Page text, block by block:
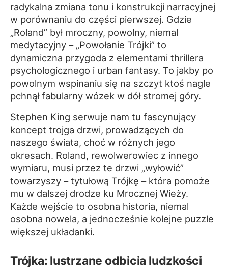
radykalna zmiana tonu i konstrukcji narracyjnej
w porównaniu do części pierwszej. Gdzie
„Roland” był mroczny, powolny, niemal
medytacyjny – „Powołanie Trójki” to
dynamiczna przygoda z elementami thrillera
psychologicznego i urban fantasy. To jakby po
powolnym wspinaniu się na szczyt ktoś nagle
pchnął fabularny wózek w dół stromej góry.
Stephen King serwuje nam tu fascynujący
koncept trojga drzwi, prowadzących do
naszego świata, choć w różnych jego
okresach. Roland, rewolwerowiec z innego
wymiaru, musi przez te drzwi „wyłowić”
towarzyszy – tytułową Trójkę – która pomoże
mu w dalszej drodze ku Mrocznej Wieży.
Każde wejście to osobna historia, niemal
osobna nowela, a jednocześnie kolejne puzzle
większej układanki.
Trójka: lustrzane odbicia ludzkości